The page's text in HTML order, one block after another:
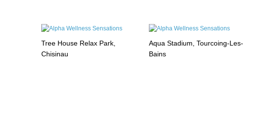
Tree House Relax Park,
Chisinau
Aqua Stadium, Tourcoing-Les-
Bains